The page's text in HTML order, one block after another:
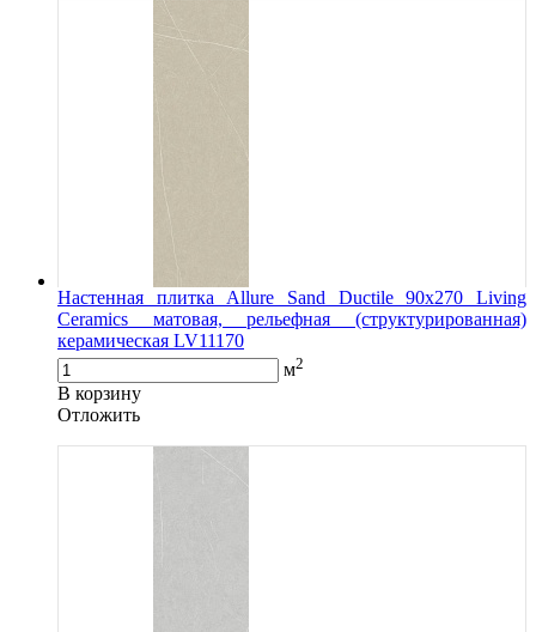
Настенная плитка Allure Sand Ductile 90x270 Living
Ceramics матовая, рельефная (структурированная)
керамическая LV11170
м2
В корзину
Oтложить